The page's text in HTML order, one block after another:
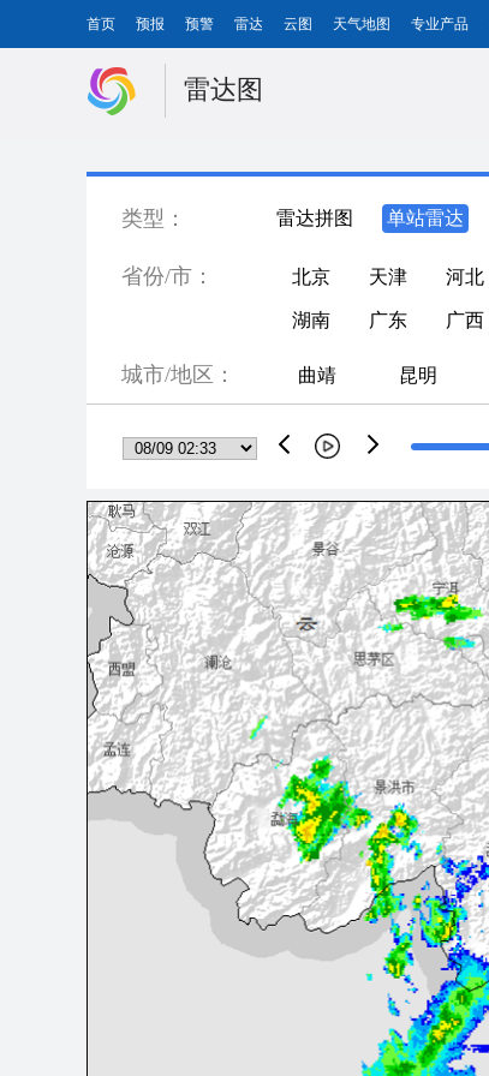
首页 预报 预警 雷达 云图 天气地图 专业产品
雷达图
类型： 雷达拼图 单站雷达
省份/市： 北京 天津 河北
湖南 广东 广西
城市/地区： 曲靖 昆明